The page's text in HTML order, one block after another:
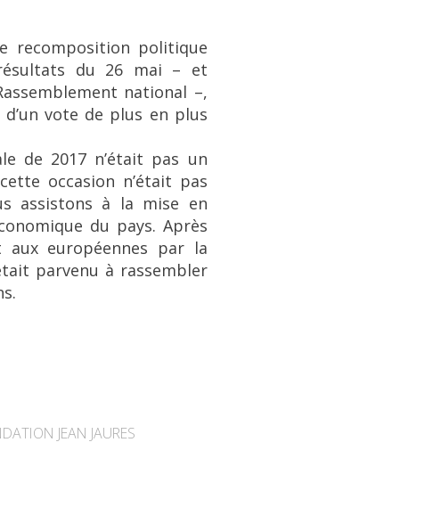
recomposition politique
du 26 mai – et
national –,
vote de plus en plus
de 2017 n’était pas un
occasion n’était pas
assistons à la mise en
du pays. Après
aux européennes par la
parvenu à rassembler
JEAN JAURES